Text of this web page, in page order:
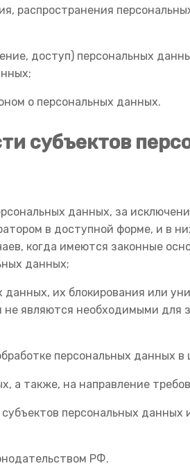
распространения
доступ) персональных
о персональных данных.
субъектов
данных, за
в доступной форме, и в
когда имеются законные
данных;
данных, их блокирования или
являются необходимыми для
персональных данных
а также, на направление
персональных
РФ.